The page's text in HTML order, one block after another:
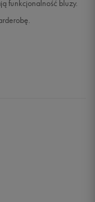
funkcjonalność bluzy.